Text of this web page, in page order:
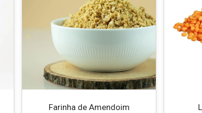
Farinha de Amendoim